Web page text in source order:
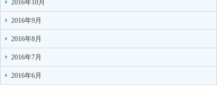
2016年10月
2016年9月
2016年8月
2016年7月
2016年6月